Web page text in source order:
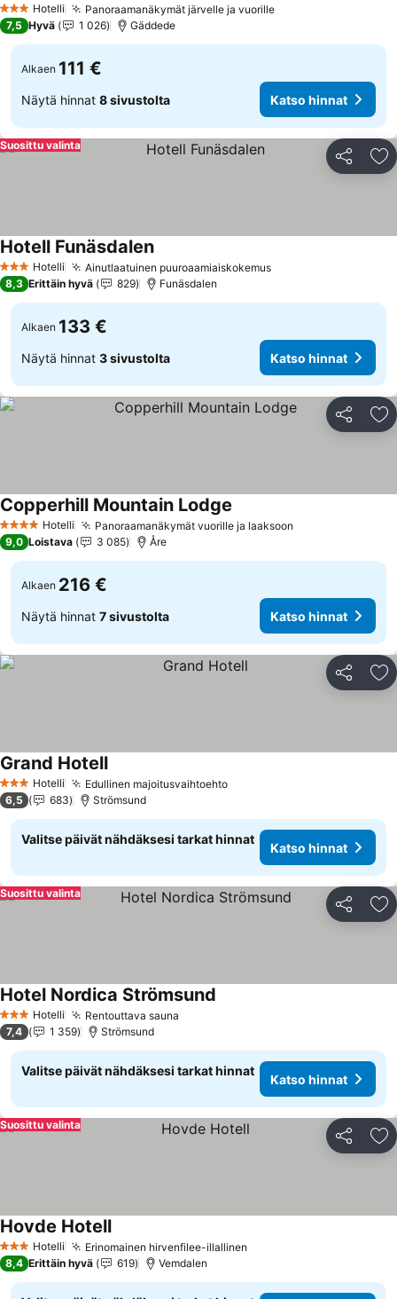
3 Tähtiluokitus
Hotelli Panoraamanäkymät järvelle ja vuorilleKatso hinnat
7,5 Hyvä 1 026 Gäddede
Alkaen 111 €
Näytä hinnat 8 sivustolta Katso hinnat
Jaa
Suosittu valinta
3 Tähtiluokitus
Hotelli Ainutlaatuinen puuroaamiaiskokemusKatso hinnat
Hotell FunäsdalenKatso hinnat
8,3 Erittäin hyvä 829 Funäsdalen
Alkaen 133 €
Näytä hinnat 3 sivustolta Katso hinnat
Jaa
4 Tähtiluokitus
Hotelli Panoraamanäkymät vuorille ja laaksoon
Copperhill Mountain Lodge
9,0 Loistava 3 085 Åre
Alkaen 216 €
Näytä hinnat 7 sivustolta Katso hinnat
Jaa
3 Tähtiluokitus
Hotelli Edullinen majoitusvaihtoehtoKatso hinnat
Grand HotellKatso hinnat
6,5 683 Strömsund
Valitse päivät nähdäksesi tarkat hinnat
Katso hinnat
Jaa
Suosittu valinta
3 Tähtiluokitus
Hotelli Rentouttava sauna
Hotel Nordica Strömsund
7,4 1 359 Strömsund
Valitse päivät nähdäksesi tarkat hinnat
Katso hinnat
Jaa
Suosittu valinta
3 Tähtiluokitus
Hotelli Erinomainen hirvenfilee-illallinen
Hovde HotellKatso hinnat
8,4 Erittäin hyvä 619 Vemdalen